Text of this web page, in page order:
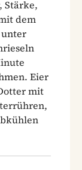
Stärke,
dem
unter
Eier
mit